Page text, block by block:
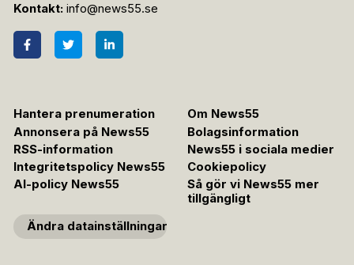
Kontakt: info@news55.se
Hantera prenumeration
Om News55
Annonsera på News55
Bolagsinformation
RSS-information
News55 i sociala medier
Integritetspolicy News55
Cookiepolicy
AI-policy News55
Så gör vi News55 mer
tillgängligt
Ändra datainställningar